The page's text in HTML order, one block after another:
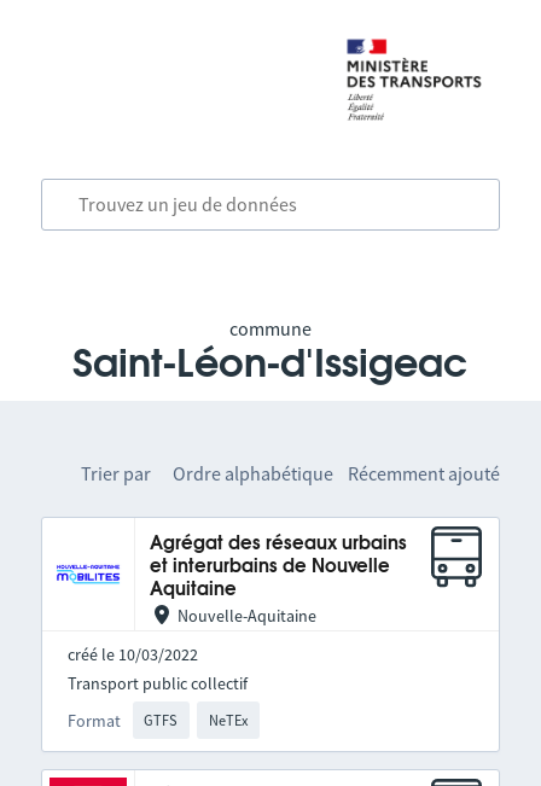
commune
Saint-Léon-d'Issigeac
Trier par Ordre alphabétique Récemment ajouté
Agrégat des réseaux urbains
et interurbains de Nouvelle
Aquitaine
Nouvelle-Aquitaine
créé le 10/03/2022
Format GTFS NeTEx
Transport public collectif